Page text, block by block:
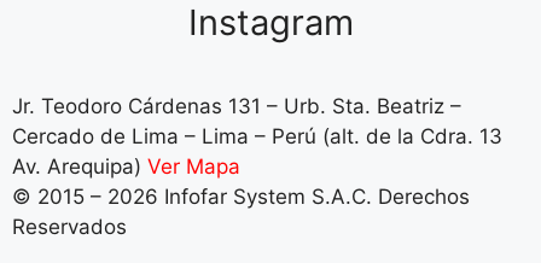
Instagram
Jr. Teodoro Cárdenas 131 – Urb. Sta. Beatriz –
Cercado de Lima – Lima – Perú (alt. de la Cdra. 13
Av. Arequipa) Ver Mapa
© 2015 – 2026 Infofar System S.A.C. Derechos
Reservados